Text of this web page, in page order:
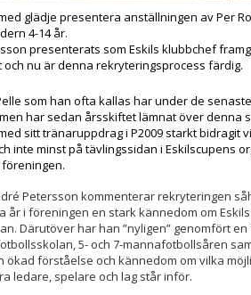
glädje presentera anställningen av Per
4-14 år.
presenterats som Eskils klubbchef
nu är denna rekryteringsprocess färdig.
som han ofta kallas har under de
men har sedan årsskiftet lämnat över denna
sitt tränaruppdrag i P2009 starkt bidragit
inte minst på tävlingssidan i Eskilscupens
Petersson kommenterar rekryteringen
år i föreningen en stark kännedom om
Därutöver har han ”nyligen” genomfört
5- och 7-mannafotbollsåren
ökad förståelse och kännedom om vilka
ledare, spelare och lag står inför.